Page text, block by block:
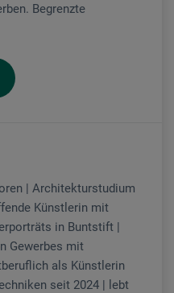
Begrenzte
| Architekturstudium
Künstlerin mit
in Buntstift |
Gewerbes mit
als Künstlerin
seit 2024 | lebt